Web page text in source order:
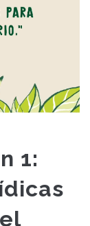
1: